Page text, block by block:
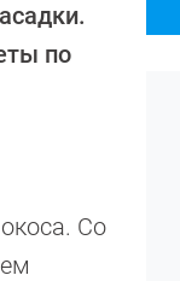
по
Со